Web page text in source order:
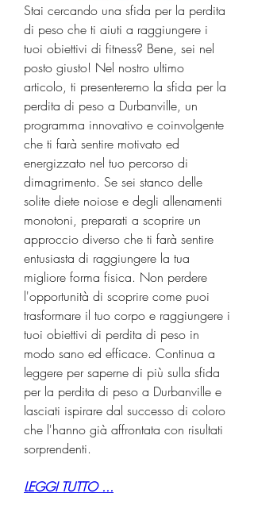
Stai cercando una sfida per la perdita
di peso che ti aiuti a raggiungere i
tuoi obiettivi di fitness? Bene, sei nel
posto giusto! Nel nostro ultimo
articolo, ti presenteremo la sfida per la
perdita di peso a Durbanville, un
programma innovativo e coinvolgente
che ti farà sentire motivato ed
energizzato nel tuo percorso di
dimagrimento. Se sei stanco delle
solite diete noiose e degli allenamenti
monotoni, preparati a scoprire un
approccio diverso che ti farà sentire
entusiasta di raggiungere la tua
migliore forma fisica. Non perdere
l'opportunità di scoprire come puoi
trasformare il tuo corpo e raggiungere i
tuoi obiettivi di perdita di peso in
modo sano ed efficace. Continua a
leggere per saperne di più sulla sfida
per la perdita di peso a Durbanville e
lasciati ispirare dal successo di coloro
che l'hanno già affrontata con risultati
sorprendenti.
LEGGI TUTTO ...